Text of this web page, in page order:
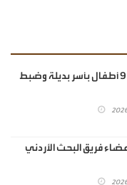
‏التنمية الاجتماعية: التحاق 9 أطفال بأسر بديلة وضبط
فريق البحث الأردني